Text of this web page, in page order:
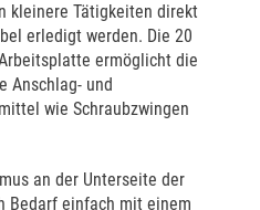
kleinere Tätigkeiten direkt
erledigt werden. Die 20
ermöglicht die
Anschlag- und
wie Schraubzwingen
an der Unterseite der
Bedarf einfach mit einem